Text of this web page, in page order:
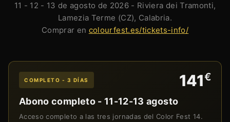
11 - 12 - 13 de agosto de 2026 - Riviera dei Tramonti,
Lamezia Terme (CZ), Calabria.
Comprar en colourfest.es/tickets-info/
COMPLETO - 3 DÍAS 141€
Abono completo - 11-12-13 agosto
Acceso completo a las tres jornadas del Color Fest 14.